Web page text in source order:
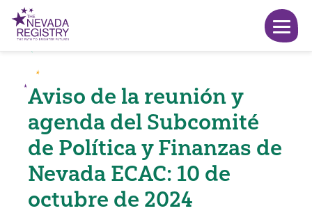
Aviso de la reunión y
agenda del Subcomité
de Política y Finanzas de
Nevada ECAC: 10 de
octubre de 2024